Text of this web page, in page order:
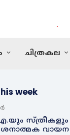
.
ചിത്രകല
week
സ്ത്രീകളും
വായന